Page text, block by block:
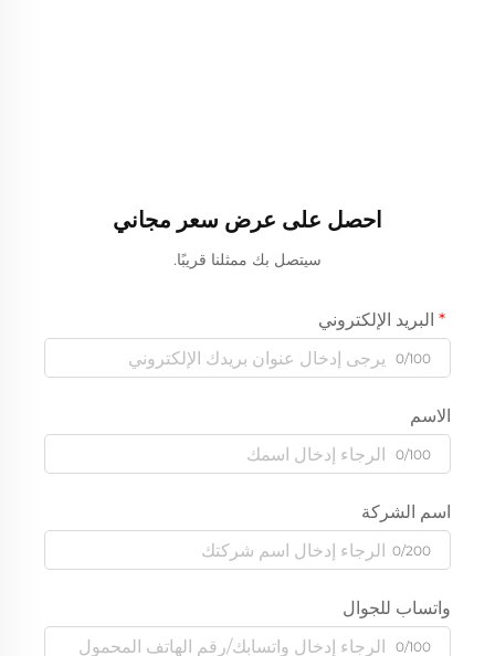
احصل على عرض سعر مجاني
سيتصل بك ممثلنا قريبًا.
البريد الإلكتروني
0/100
الاسم
0/100
اسم الشركة
0/200
واتساب للجوال
0/100